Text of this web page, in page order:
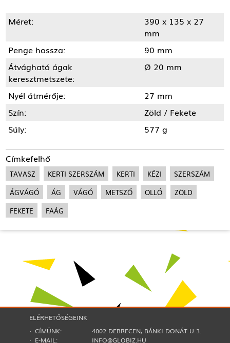
Méret:
390 x 135 x 27
mm
Penge hossza:
90 mm
Átvágható ágak
keresztmetszete:
Ø 20 mm
Nyél átmérője:
27 mm
Szín:
Zöld / Fekete
Súly:
577 g
Címkefelhő
TAVASZ KERTI SZERSZÁM KERTI KÉZI
SZERSZÁM
ÁGVÁGÓ
ÁG VÁGÓ METSZŐ OLLÓ
ZÖLD
FEKETE
FAÁG
ELÉRHETŐSÉGEINK
· CÍMÜNK:
4002 DEBRECEN, BÁNKI DONÁT U 3.
· E-MAIL:
INFO@GLOBIZ.HU